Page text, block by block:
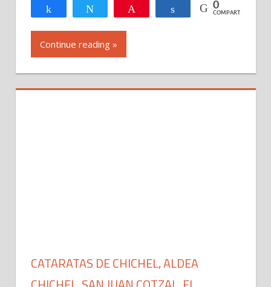
Compartir Twittear Compartir
0
COMPARTIR
Continue reading »
CATARATAS DE CHICHEL, ALDEA